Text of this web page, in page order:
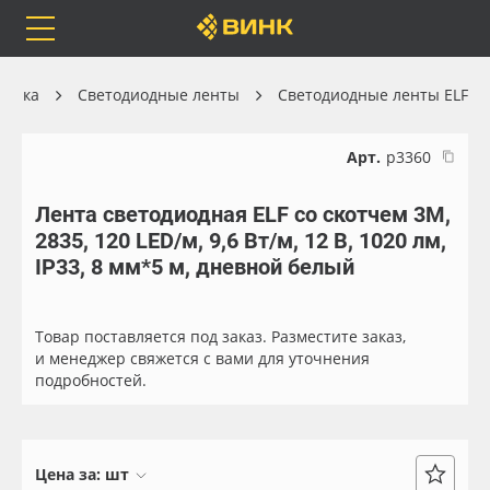
Каталог
Orafol
Бренды
Доставка
Весь каталог
Рулонные материалы
Самоклеящиеся плёнки
Листовые материалы
Светодиодные ленты Светодиодные ленты ELF
Арт. р3360
Лента светодиодная ELF со скотчем 3М,
2835, 120 LED/м, 9,6 Вт/м, 12 В, 1020 лм,
IP33, 8 мм*5 м, дневной белый
Товар поставляется под заказ. Разместите заказ,
и менеджер свяжется с вами для уточнения
подробностей.
Цена за: шт